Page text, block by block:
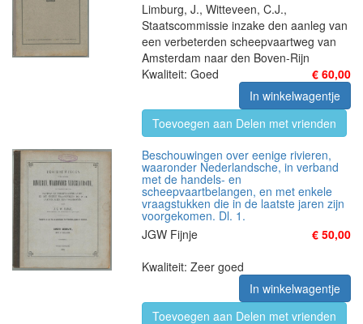
Limburg, J., Witteveen, C.J.,
Staatscommissie inzake den aanleg van
een verbeterden scheepvaartweg van
Amsterdam naar den Boven-Rijn
€ 60,00
Kwaliteit: Goed
In winkelwagentje
Toevoegen aan Delen met vrienden
Beschouwingen over eenige rivieren,
waaronder Nederlandsche, in verband
met de handels- en
scheepvaartbelangen, en met enkele
vraagstukken die in de laatste jaren zijn
voorgekomen. Dl. 1.
JGW Fijnje
€ 50,00
Kwaliteit: Zeer goed
In winkelwagentje
Toevoegen aan Delen met vrienden